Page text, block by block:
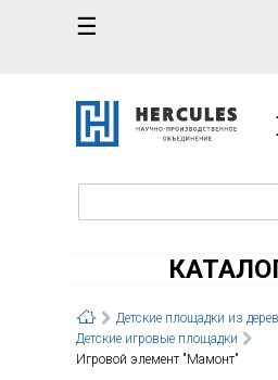
☰
Детские площадки из
Детские игровые площадки
Игровой элемент "Мамонт"